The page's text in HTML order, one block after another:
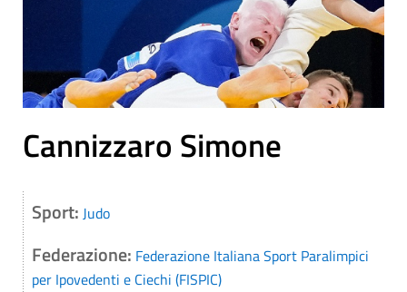
Cannizzaro Simone
Sport: Judo
Federazione: Federazione Italiana Sport Paralimpici
per Ipovedenti e Ciechi (FISPIC)